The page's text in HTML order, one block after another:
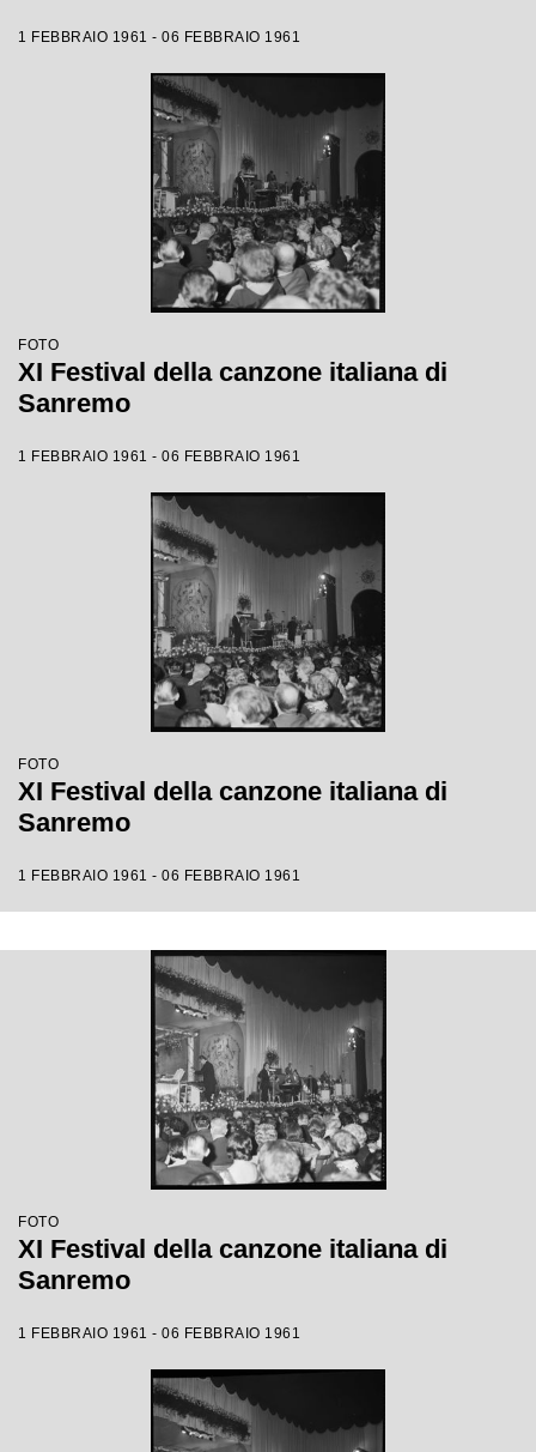
1 FEBBRAIO 1961 - 06 FEBBRAIO 1961
FOTO
XI Festival della canzone italiana di
Sanremo
1 FEBBRAIO 1961 - 06 FEBBRAIO 1961
FOTO
XI Festival della canzone italiana di
Sanremo
1 FEBBRAIO 1961 - 06 FEBBRAIO 1961
FOTO
XI Festival della canzone italiana di
Sanremo
1 FEBBRAIO 1961 - 06 FEBBRAIO 1961